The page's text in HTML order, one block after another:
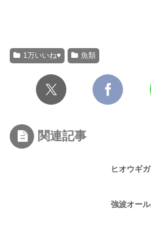
1万いいね♥ 魚類
関連記事
ヒオウギ
強波オー